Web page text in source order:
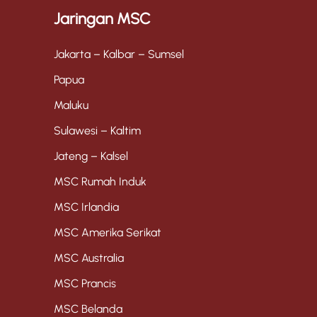
Jaringan MSC
Jakarta – Kalbar – Sumsel
Papua
Maluku
Sulawesi – Kaltim
Jateng – Kalsel
MSC Rumah Induk
MSC Irlandia
MSC Amerika Serikat
MSC Australia
MSC Prancis
MSC Belanda